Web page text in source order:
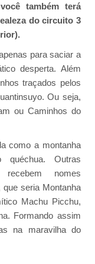
também terá
do circuito 3
para saciar a
desperta. Além
traçados pelos
Ou seja,
ou Caminhos do
como a montanha
quéchua. Outras
nomes
seria Montanha
Machu Picchu,
Formando assim
na maravilha do